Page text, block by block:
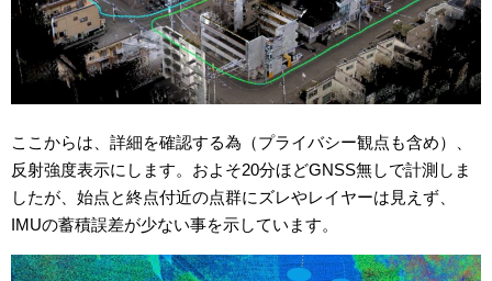
ここからは、詳細を確認する為（プライバシー観点も含め）、
反射強度表示にします。およそ20分ほどGNSS無しで計測しま
したが、始点と終点付近の点群にズレやレイヤーは見えず、
IMUの蓄積誤差が少ない事を示しています。